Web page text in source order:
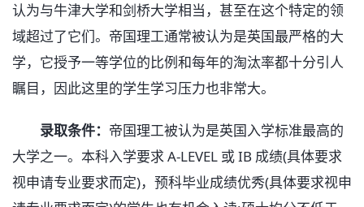
认为与牛津大学和剑桥大学相当，甚至在这个特定的领
域超过了它们。帝国理工通常被认为是英国最严格的大
学，它授予一等学位的比例和每年的淘汰率都十分引人
瞩目，因此这里的学生学习压力也非常大。
录取条件： 帝国理工被认为是英国入学标准最高的
大学之一。本科入学要求 A-LEVEL 或 IB 成绩(具体要求
视申请专业要求而定)，预科毕业成绩优秀(具体要求视申